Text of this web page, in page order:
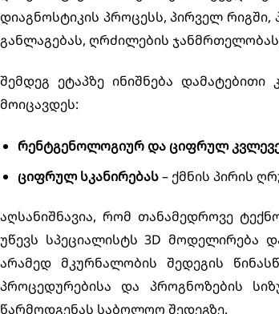
დიაგნოსტიკის პროცესს, პირველ
განლაგებას, ღრძილების
შემდეგ ეტაპზე ინიშნება
მოიცავდეს:
რენტგენოლოგიურ და ციფრულ
ციფრულ სკანირებას– ქმნის პირის
აღსანიშნავია, რომ თანამედროვე
უწევს სპეციალისტს 3D მოდელირება
არამედ მკურნალობის შედეგის
პროცედურებისა და პროგნოზების
წარმოდგენას საბოლოო შედეგზე.